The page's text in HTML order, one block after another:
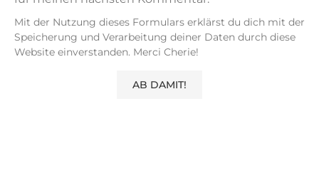
Mit der Nutzung dieses Formulars erklärst du dich mit der
Speicherung und Verarbeitung deiner Daten durch diese
Website einverstanden. Merci Cherie!